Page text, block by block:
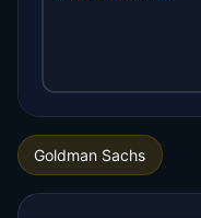
Goldman Sachs